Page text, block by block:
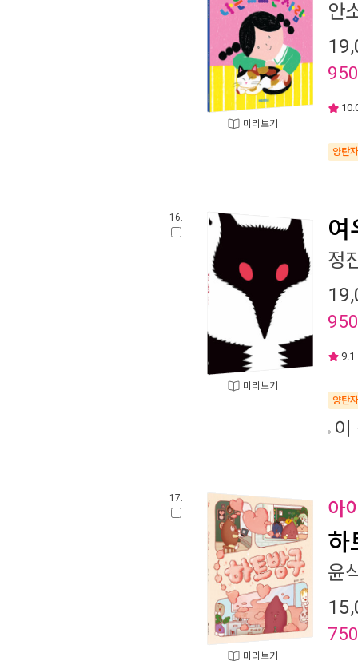
미리보기
안
950
양탄
16.
미리보기
여
정
950
9.1
양탄
이
17.
미리보기
아
하
윤
750